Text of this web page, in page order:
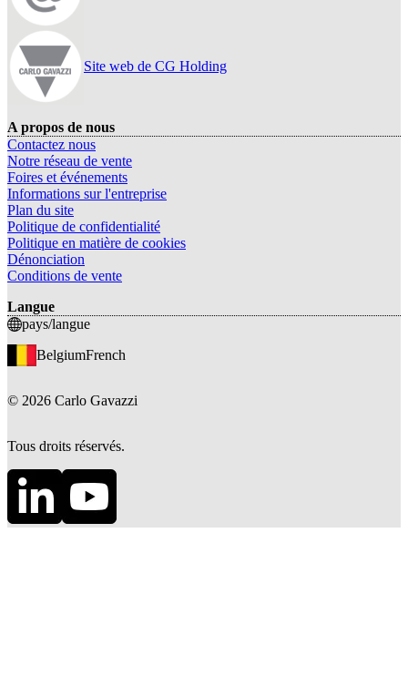
Site web de CG Holding
A propos de nous
Contactez nous
Notre réseau de vente
Foires et événements
Informations sur l'entreprise
Plan du site
Politique de confidentialité
Politique en matière de cookies
Dénonciation
Conditions de vente
Langue
pays/langue
BelgiumFrench
© 2026 Carlo Gavazzi
Tous droits réservés.